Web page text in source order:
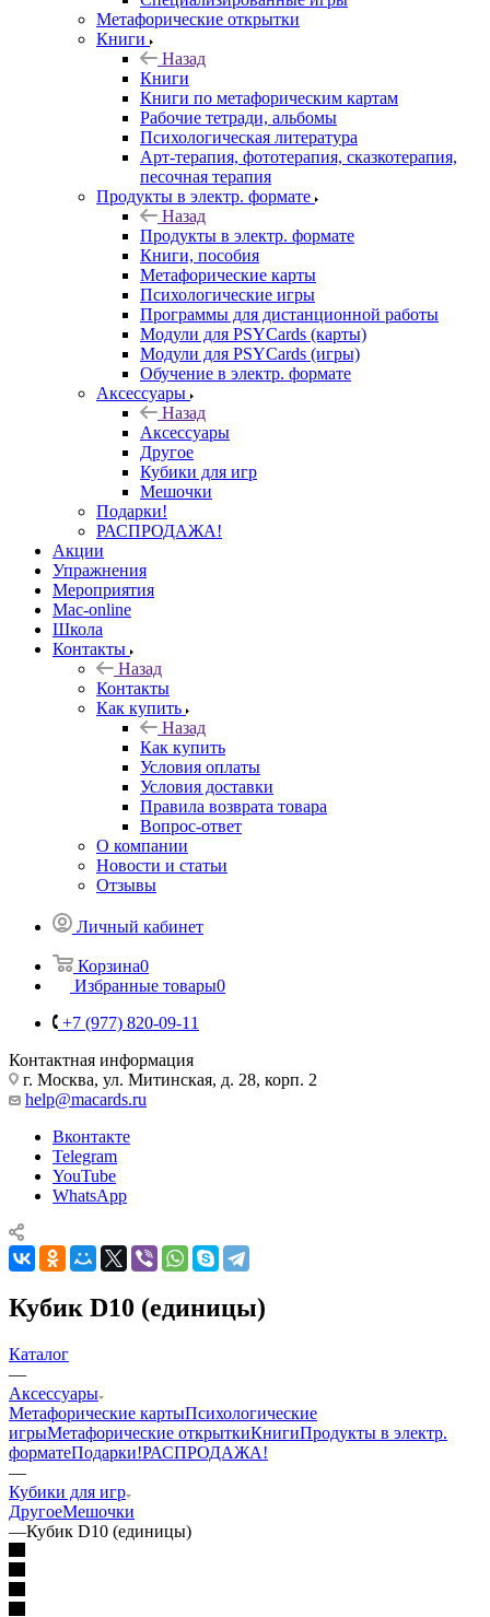
Метафорические открытки
Книги
Назад
Книги
Книги по метафорическим картам
Рабочие тетради, альбомы
Психологическая литература
Арт-терапия, фототерапия, сказкотерапия,
песочная терапия
Продукты в электр. формате
Назад
Продукты в электр. формате
Книги, пособия
Метафорические карты
Психологические игры
Программы для дистанционной работы
Модули для PSYCards (карты)
Модули для PSYCards (игры)
Обучение в электр. формате
Аксессуары
Назад
Аксессуары
Другое
Кубики для игр
Мешочки
Подарки!
РАСПРОДАЖА!
Акции
Упражнения
Мероприятия
Mac-online
Школа
Контакты
Назад
Контакты
Как купить
Назад
Как купить
Условия оплаты
Условия доставки
Правила возврата товара
Вопрос-ответ
О компании
Новости и статьи
Отзывы
Личный кабинет
Корзина0
Избранные товары0
+7 (977) 820-09-11
Контактная информация
г. Москва, ул. Митинская, д. 28, корп. 2
help@macards.ru
Вконтакте
Telegram
YouTube
WhatsApp
Кубик D10 (единицы)
Каталог
—
Аксессуары
Mетафорические картыПсихологические
игрыМетафорические открыткиКнигиПродукты в электр.
форматеПодарки!РАСПРОДАЖА!
—
Кубики для игр
ДругоеМешочки
—Кубик D10 (единицы)